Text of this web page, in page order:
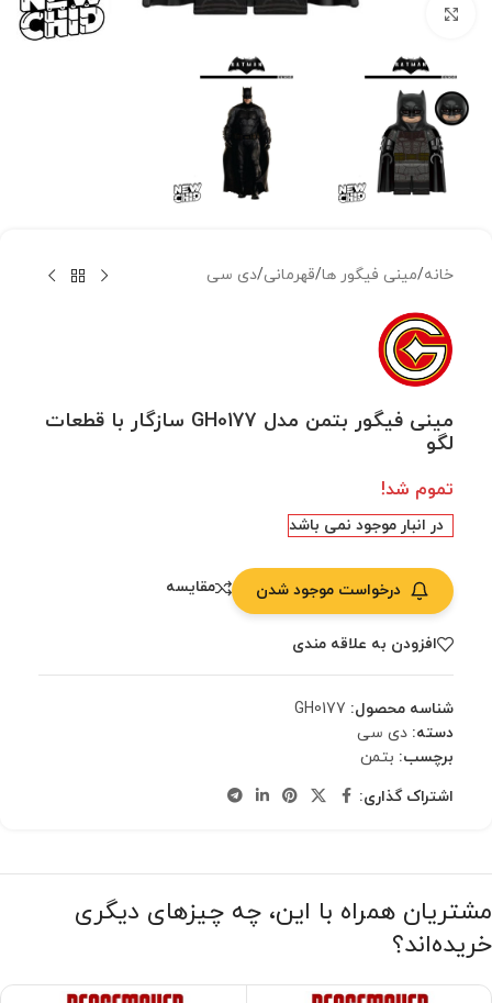
بزرگنمایی تصویر
خانه/مینی فیگور ها/قهرمانی/دی سی
مینی فیگور بتمن مدل GH0177 سازگار با قطعات
لگو
تموم شد!
در انبار موجود نمی باشد
درخواست موجود شدن مقایسه
افزودن به علاقه مندی
شناسه محصول: GH0177
دسته: دی سی
برچسب: بتمن
اشتراک گذاری:
مشتریان همراه با این، چه چیزهای دیگری
خریده‌اند؟